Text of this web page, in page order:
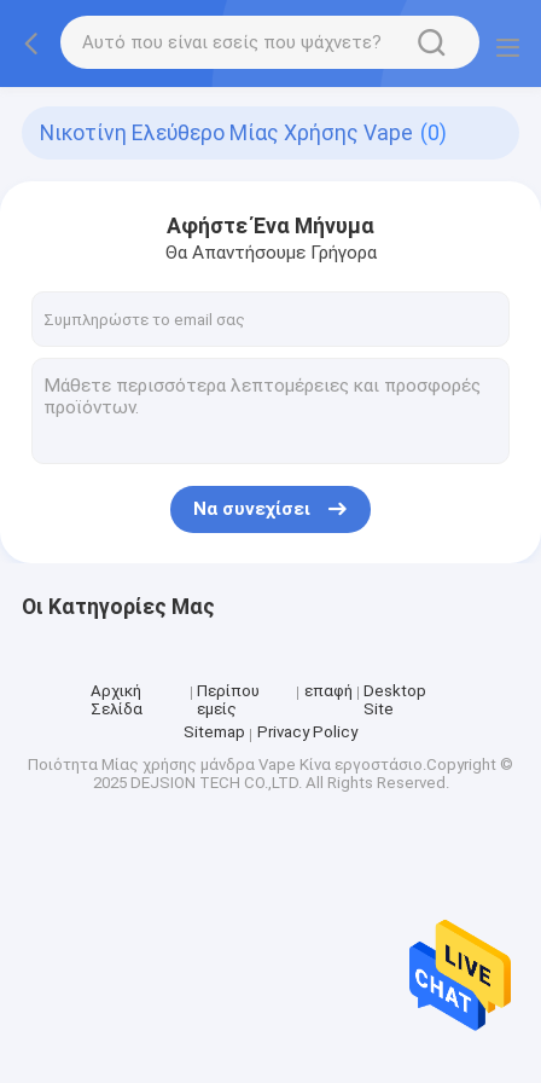
Νικοτίνη Ελεύθερο Μίας Χρήσης Vape (0)
Αφήστε Ένα Μήνυμα
Θα Απαντήσουμε Γρήγορα
Να συνεχίσει
Οι Κατηγορίες Μας
Αρχική
Σελίδα
Περίπου
εμείς
επαφή
Desktop
Site
Sitemap
Privacy Policy
Ποιότητα Μίας χρήσης μάνδρα Vape Κίνα εργοστάσιο.Copyright ©
2025 DEJSION TECH CO.,LTD. All Rights Reserved.